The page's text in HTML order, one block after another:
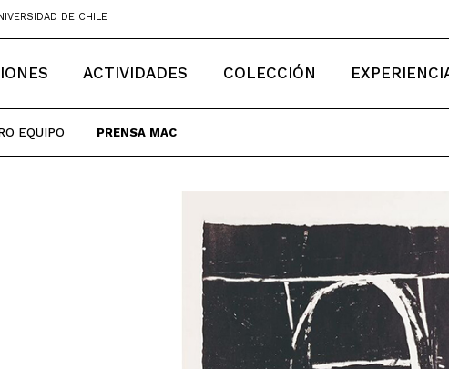
DE CHILE
ACTIVIDADES COLECCIÓN
EQUIPO PRENSA MAC